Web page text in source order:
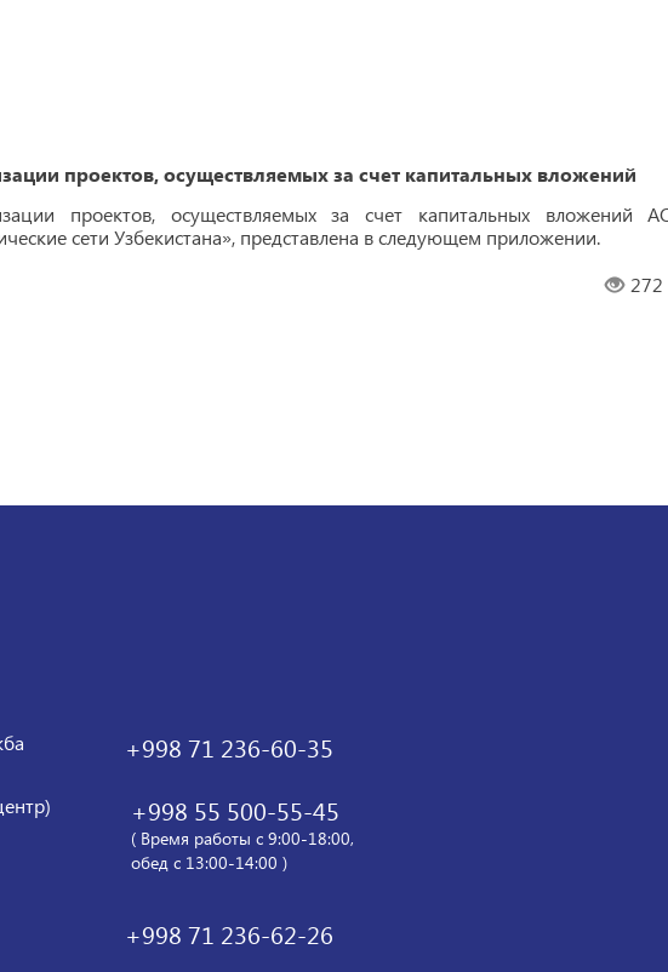
проектов, осуществляемых за счет капитальных вложений
проектов, осуществляемых за счет капитальных вложений
сети Узбекистана», представлена ​​в следующем приложении.
272
+998 71 236-60-35
+998 55 500-55-45
( Время работы с 9:00-18:00,
обед с 13:00-14:00 )
+998 71 236-62-26